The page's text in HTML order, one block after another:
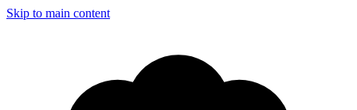
Skip to main content